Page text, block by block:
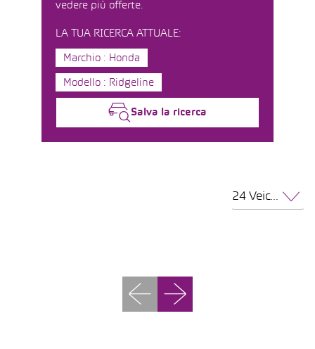
vedere più offerte.
LA TUA RICERCA ATTUALE:
Marchio : Honda
Modello : Ridgeline
Salva la ricerca
24 Veicoli per pagina